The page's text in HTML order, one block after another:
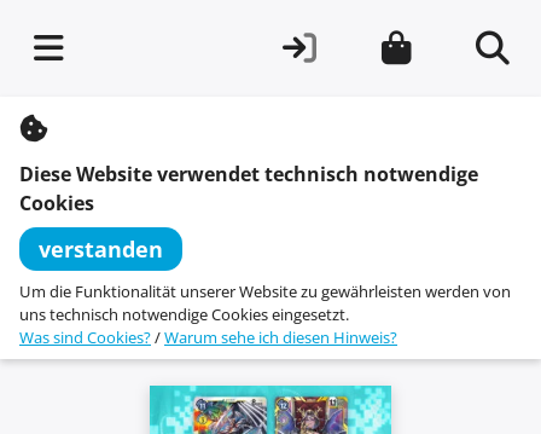
n
Diese Website verwendet technisch notwendige
Cookies
verstanden
Um die Funktionalität unserer Website zu gewährleisten werden von
uns technisch notwendige Cookies eingesetzt.
Was sind Cookies?/Warum sehe ich diesen Hinweis?